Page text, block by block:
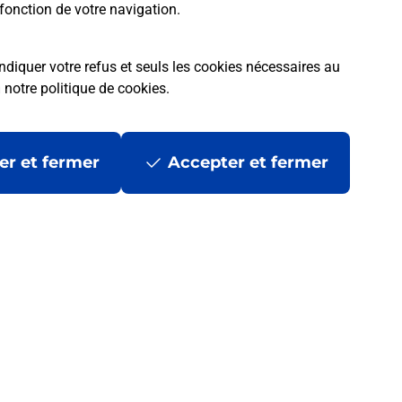
de votre navigation.
votre refus et seuls les cookies nécessaires au
notre politique de cookies.
et fermer Accepter et fermer